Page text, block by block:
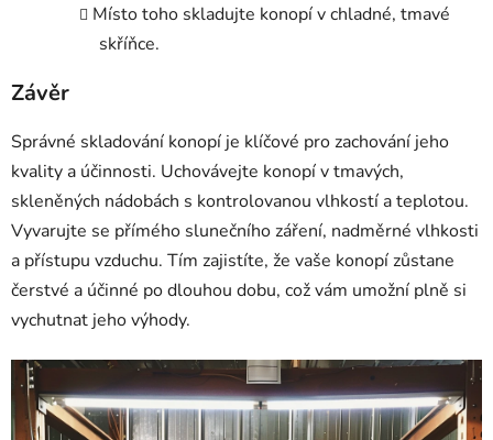
Místo toho skladujte konopí v chladné, tmavé
skříňce.
Závěr
Správné skladování konopí je klíčové pro zachování jeho
kvality a účinnosti. Uchovávejte konopí v tmavých,
skleněných nádobách s kontrolovanou vlhkostí a teplotou.
Vyvarujte se přímého slunečního záření, nadměrné vlhkosti
a přístupu vzduchu. Tím zajistíte, že vaše konopí zůstane
čerstvé a účinné po dlouhou dobu, což vám umožní plně si
vychutnat jeho výhody.